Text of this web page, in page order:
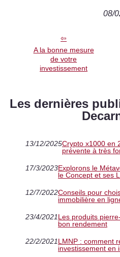
08/
A la bonne mesure
de votre
investissement
Les dernières
13/12/2025Crypto x1000 en
prévente à très
17/3/2023Explorons le
le Concept et ses
12/7/2022Conseils pour
immobilière en
23/4/2021Les produits
bon rendement
22/2/2021LMNP : comment
investissement en